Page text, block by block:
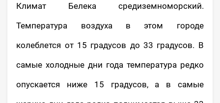
Климат Белека средиземноморский.
Температура воздуха в этом городе
колеблется от 15 градусов до 33 градусов. В
самые холодные дни года температура редко
опускается ниже 15 градусов, а в самые